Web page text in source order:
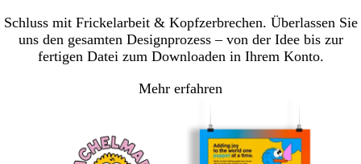
Schluss mit Frickelarbeit & Kopfzerbrechen. Überlassen Sie
uns den gesamten Designprozess – von der Idee bis zur
fertigen Datei zum Downloaden in Ihrem Konto.
Mehr erfahren